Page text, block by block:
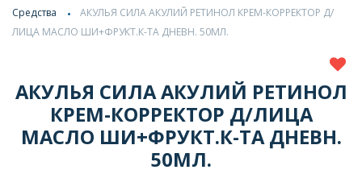
Средства
АКУЛЬЯ СИЛА АКУЛИЙ РЕТИНОЛ КРЕМ-КОРРЕКТОР Д/
ЛИЦА МАСЛО ШИ+ФРУКТ.К-ТА ДНЕВН. 50МЛ.
АКУЛЬЯ СИЛА АКУЛИЙ РЕТИНОЛ
КРЕМ-КОРРЕКТОР Д/ЛИЦА
МАСЛО ШИ+ФРУКТ.К-ТА ДНЕВН.
50МЛ.